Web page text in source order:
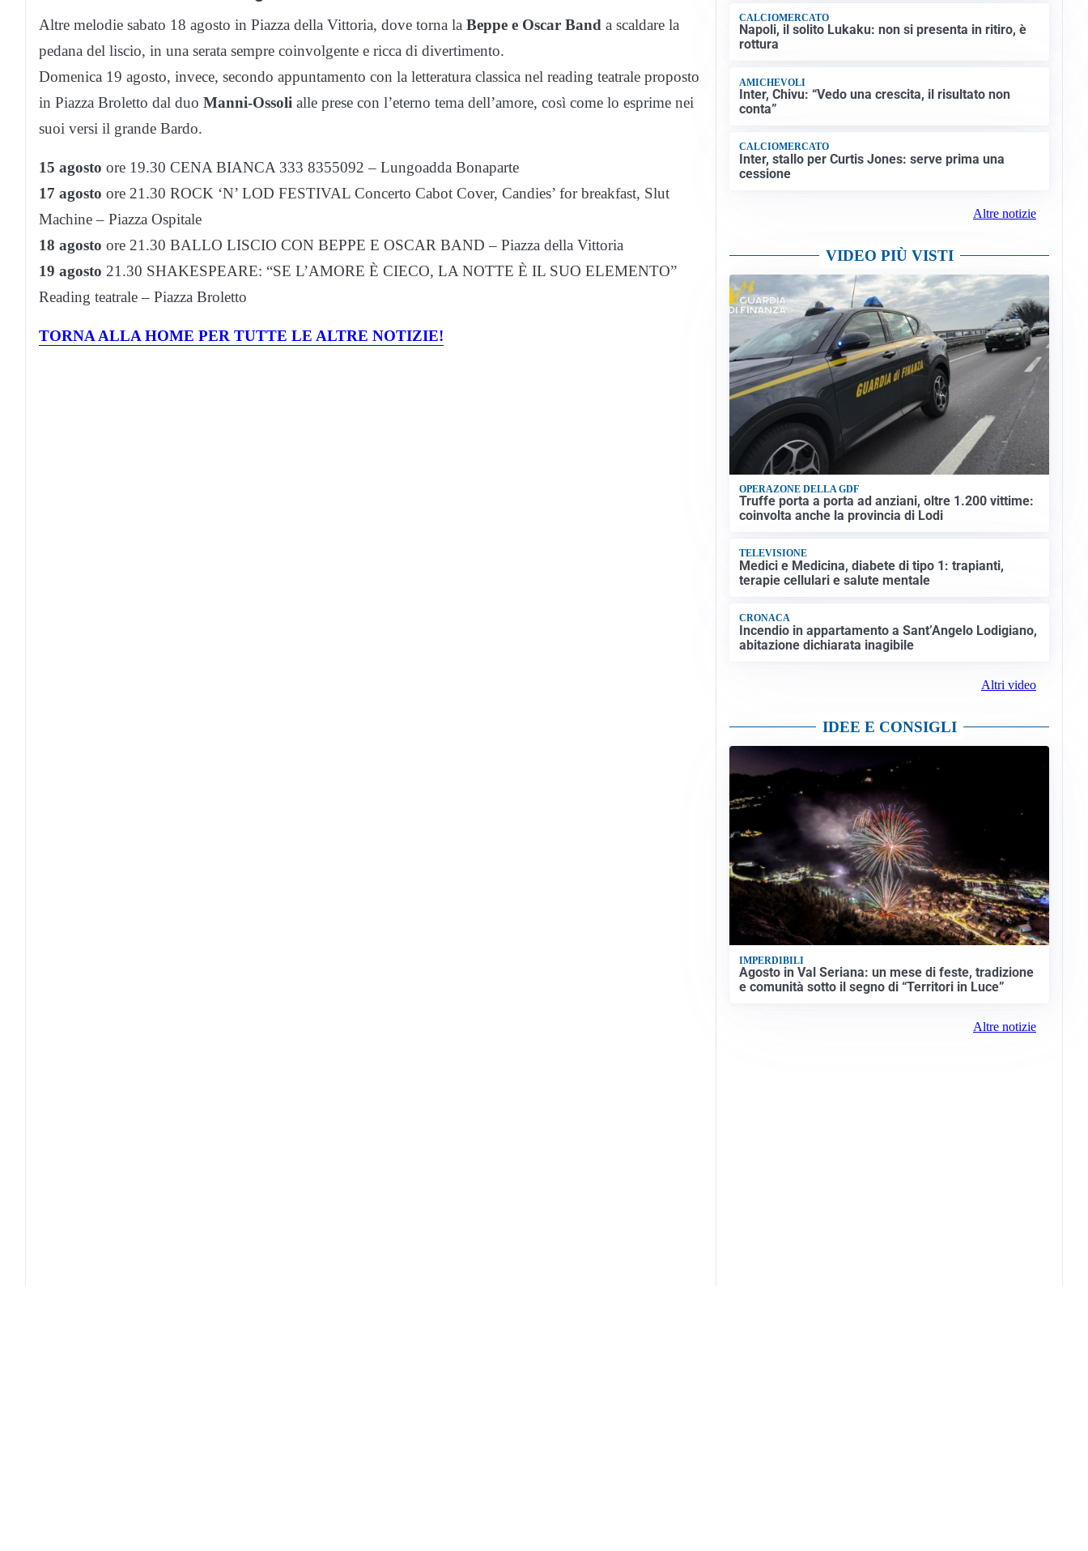
Altre melodie sabato 18 agosto in Piazza della Vittoria, dove torna la Beppe e Oscar Band a scaldare la
pedana del liscio, in una serata sempre coinvolgente e ricca di divertimento.
Domenica 19 agosto, invece, secondo appuntamento con la letteratura classica nel reading teatrale proposto
in Piazza Broletto dal duo Manni-Ossoli alle prese con l’eterno tema dell’amore, così come lo esprime nei
suoi versi il grande Bardo.
15 agosto ore 19.30 CENA BIANCA 333 8355092 – Lungoadda Bonaparte
17 agosto ore 21.30 ROCK ‘N’ LOD FESTIVAL Concerto Cabot Cover, Candies’ for breakfast, Slut
Machine – Piazza Ospitale
18 agosto ore 21.30 BALLO LISCIO CON BEPPE E OSCAR BAND – Piazza della Vittoria
19 agosto 21.30 SHAKESPEARE: “SE L’AMORE È CIECO, LA NOTTE È IL SUO ELEMENTO”
Reading teatrale – Piazza Broletto
TORNA ALLA HOME PER TUTTE LE ALTRE NOTIZIE!
CALCIOMERCATO
Napoli, il solito Lukaku: non si presenta in ritiro, è
rottura
AMICHEVOLI
Inter, Chivu: “Vedo una crescita, il risultato non
conta”
CALCIOMERCATO
Inter, stallo per Curtis Jones: serve prima una
cessione
Altre notizie
VIDEO PIÙ VISTI
OPERAZONE DELLA GDF
Truffe porta a porta ad anziani, oltre 1.200 vittime:
coinvolta anche la provincia di Lodi
TELEVISIONE
Medici e Medicina, diabete di tipo 1: trapianti,
terapie cellulari e salute mentale
CRONACA
Incendio in appartamento a Sant’Angelo Lodigiano,
abitazione dichiarata inagibile
Altri video
IDEE E CONSIGLI
IMPERDIBILI
Agosto in Val Seriana: un mese di feste, tradizione
e comunità sotto il segno di “Territori in Luce”
Altre notizie